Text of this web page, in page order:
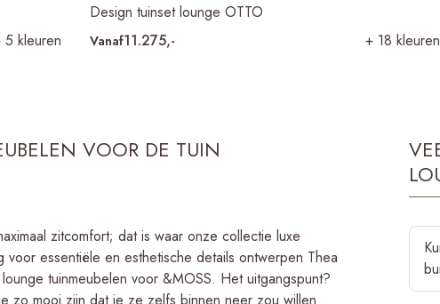
5 kleuren
Design tuinset lounge OTTO
Vanaf11.275,- + 18 kleuren
VOOR DE TUIN
zitcomfort; dat is waar onze collectie luxe
essentiële en esthetische details ontwerpen Thea
tuinmeubelen voor &MOSS. Het uitgangspunt?
zo mooi zijn dat je ze zelfs binnen neer zou willen